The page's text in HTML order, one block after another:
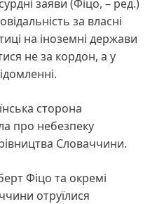
заяви (Фіцо, – ред.)
за власні
на іноземні держави
не за кордон, а у
сторона
про небезпеку
Словаччини.
Фіцо та окремі
отруїлися